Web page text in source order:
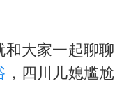
和大家一起聊聊
，四川儿媳尴尬